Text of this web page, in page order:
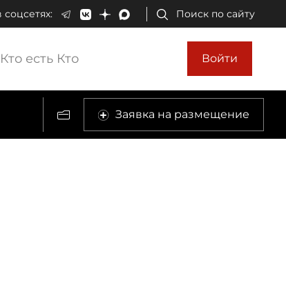
Поиск по сайту
Кто есть Кто Войти
Заявка на размещение